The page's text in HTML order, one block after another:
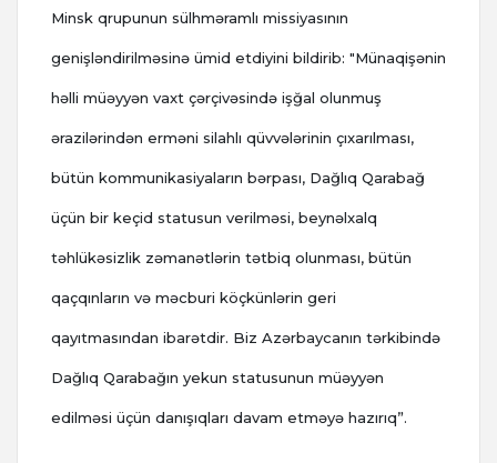
Minsk qrupunun sülhməramlı missiyasının
genişləndirilməsinə ümid etdiyini bildirib: "Münaqişənin
həlli müəyyən vaxt çərçivəsində işğal olunmuş
ərazilərindən erməni silahlı qüvvələrinin çıxarılması,
bütün kommunikasiyaların bərpası, Dağlıq Qarabağ
üçün bir keçid statusun verilməsi, beynəlxalq
təhlükəsizlik zəmanətlərin tətbiq olunması, bütün
qaçqınların və məcburi köçkünlərin geri
qayıtmasından ibarətdir. Biz Azərbaycanın tərkibində
Dağlıq Qarabağın yekun statusunun müəyyən
edilməsi üçün danışıqları davam etməyə hazırıq”.